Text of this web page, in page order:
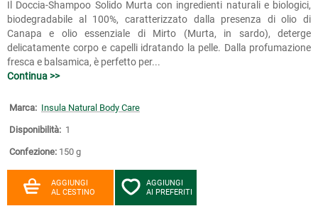
Il Doccia-Shampoo Solido Murta con ingredienti naturali e biologici,
biodegradabile al 100%, caratterizzato dalla presenza di olio di
Canapa e olio essenziale di Mirto (Murta, in sardo), deterge
delicatamente corpo e capelli idratando la pelle. Dalla profumazione
fresca e balsamica, è perfetto per...
Continua >>
Marca: Insula Natural Body Care
Disponibilità: 1
Confezione: 150 g
AGGIUNGI
AL CESTINO
AGGIUNGI
AI PREFERITI